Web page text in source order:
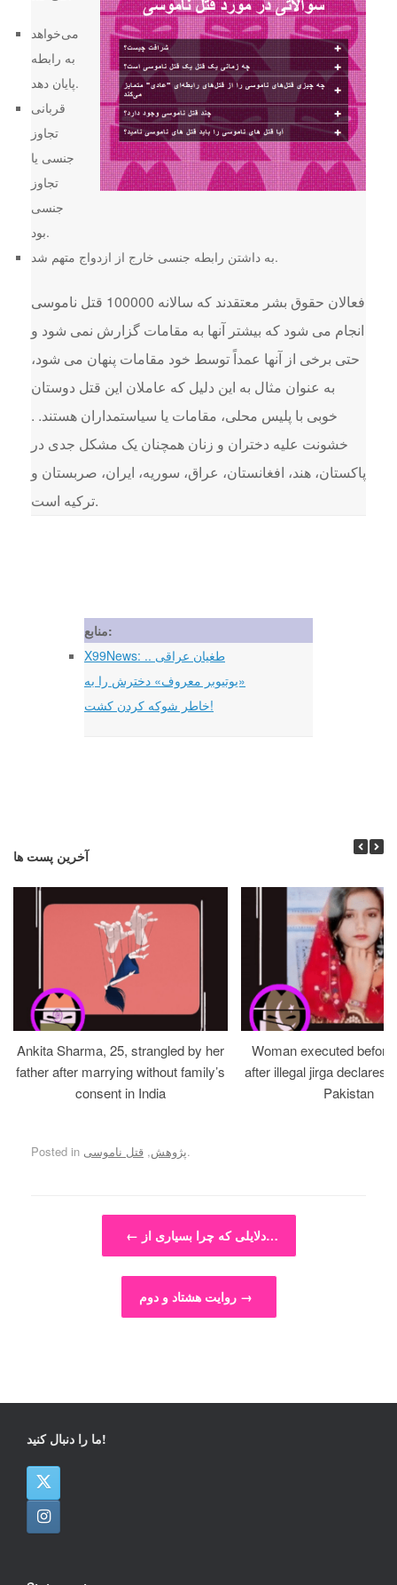
می‌خواهد
به رابطه
پایان دهد.
قربانی
تجاوز
جنسی یا
تجاوز
جنسی
بود.
به داشتن رابطه جنسی خارج از ازدواج متهم شد.
فعالان حقوق بشر معتقدند که سالانه 100000 قتل ناموسی
انجام می شود که بیشتر آنها به مقامات گزارش نمی شود و
حتی برخی از آنها عمداً توسط خود مقامات پنهان می شود،
به عنوان مثال به این دلیل که عاملان این قتل دوستان
خوبی با پلیس محلی، مقامات یا سیاستمداران هستند. .
خشونت علیه دختران و زنان همچنان یک مشکل جدی در
پاکستان، هند، افغانستان، عراق، سوریه، ایران، صربستان و
ترکیه است.
منابع:
X99News: طغیان عراقی ..
«یوتیوبر معروف» دخترش را به
خاطر شوکه کردن کشت!
آخرین پست ها
Ankita Sharma, 25, strangled by her
father after marrying without family’s
consent in India
Woman executed
after illegal jirga declares
Pakistan
Posted in پژوهش, قتل ناموسی .
Post navigation
← دلایلی که چرا بسیاری از…
روایت هشتاد و دوم →
ما را دنبال کنید!